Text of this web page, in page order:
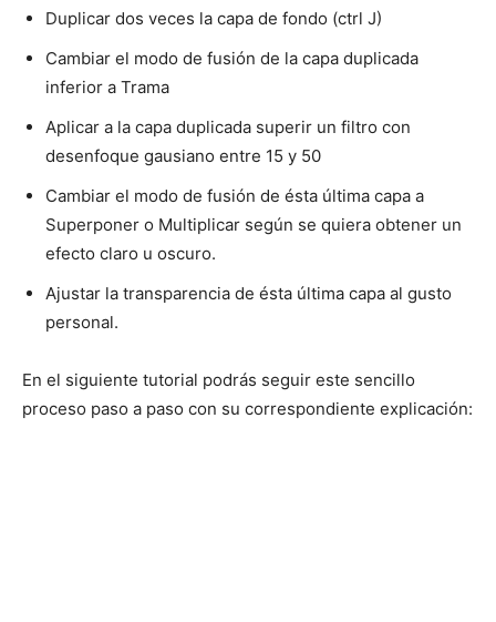
Duplicar dos veces la capa de fondo (ctrl J)
Cambiar el modo de fusión de la capa duplicada
inferior a Trama
Aplicar a la capa duplicada superir un filtro con
desenfoque gausiano entre 15 y 50
Cambiar el modo de fusión de ésta última capa a
Superponer o Multiplicar según se quiera obtener un
efecto claro u oscuro.
Ajustar la transparencia de ésta última capa al gusto
personal.
En el siguiente tutorial podrás seguir este sencillo
proceso paso a paso con su correspondiente explicación: